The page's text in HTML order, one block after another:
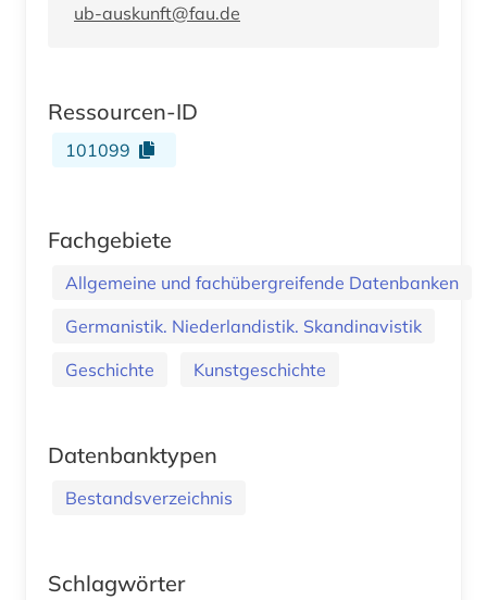
ub-auskunft@fau.de
Ressourcen-ID
101099
Fachgebiete
Allgemeine und fachübergreifende Datenbanken
Germanistik. Niederlandistik. Skandinavistik
Geschichte
Kunstgeschichte
Datenbanktypen
Bestandsverzeichnis
Schlagwörter